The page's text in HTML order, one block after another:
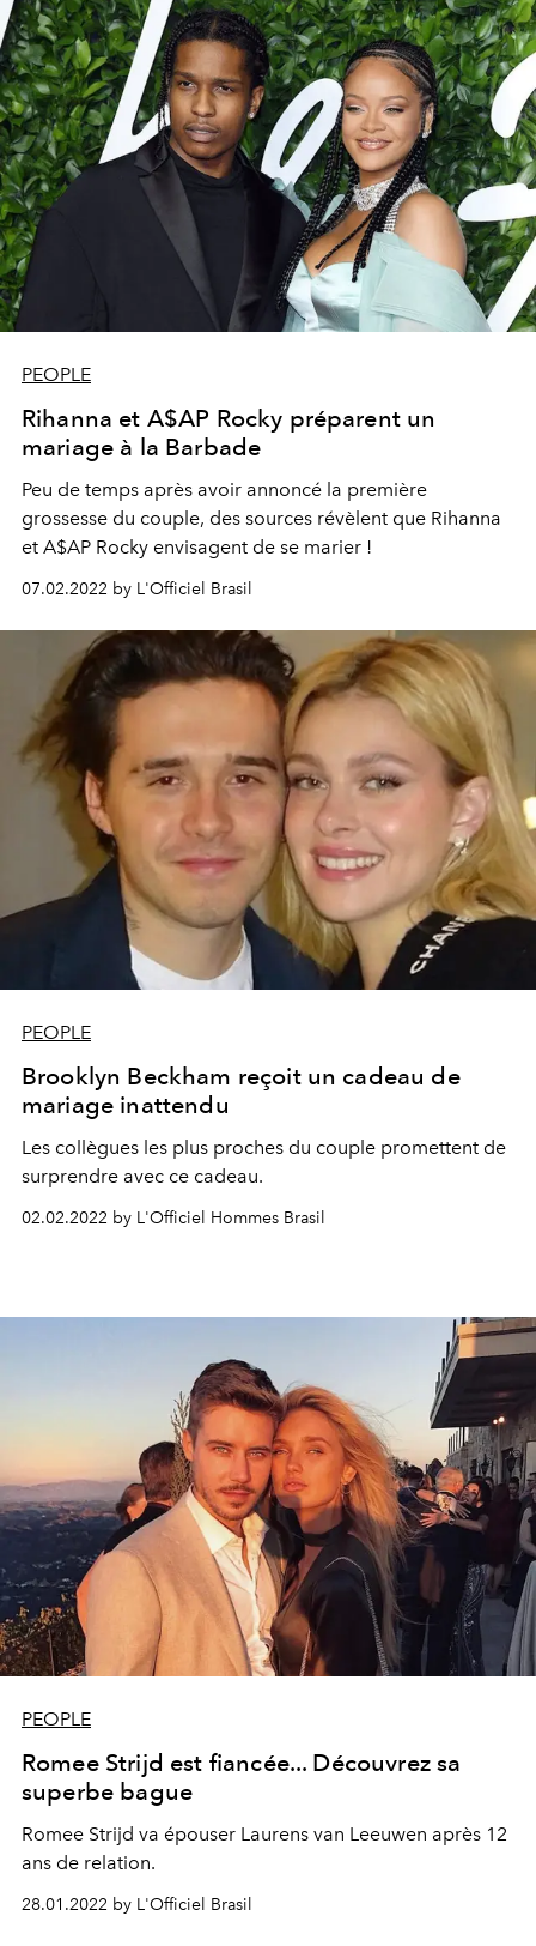
PEOPLE
Rihanna et A$AP Rocky préparent un
mariage à la Barbade
Peu de temps après avoir annoncé la première
grossesse du couple, des sources révèlent que Rihanna
et A$AP Rocky envisagent de se marier !
07.02.2022 by L'Officiel Brasil
PEOPLE
Brooklyn Beckham reçoit un cadeau de
mariage inattendu
Les collègues les plus proches du couple promettent de
surprendre avec ce cadeau.
02.02.2022 by L'Officiel Hommes Brasil
PEOPLE
Romee Strijd est fiancée... Découvrez sa
superbe bague
Romee Strijd va épouser Laurens van Leeuwen après 12
ans de relation.
28.01.2022 by L'Officiel Brasil